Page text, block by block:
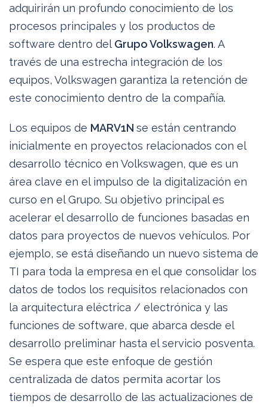
adquirirán un profundo conocimiento de los
procesos principales y los productos de
software dentro delGrupo Volkswagen. A
través de una estrecha integración de los
equipos, Volkswagen garantiza la retención de
este conocimiento dentro de la compañía.
Los equipos de MARV1N se están centrando
inicialmente en proyectos relacionados con el
desarrollo técnico en Volkswagen, que es un
área clave en el impulso de la digitalización en
curso en el Grupo. Su objetivo principal es
acelerar el desarrollo de funciones basadas en
datos para proyectos de nuevos vehículos. Por
ejemplo, se está diseñando un nuevo sistema de
TI para toda la empresa en el que consolidar los
datos de todos los requisitos relacionados con
la arquitectura eléctrica / electrónica y las
funciones de software, que abarca desde el
desarrollo preliminar hasta el servicio posventa.
Se espera que este enfoque de gestión
centralizada de datos permita acortar los
tiempos de desarrollo de las actualizaciones de